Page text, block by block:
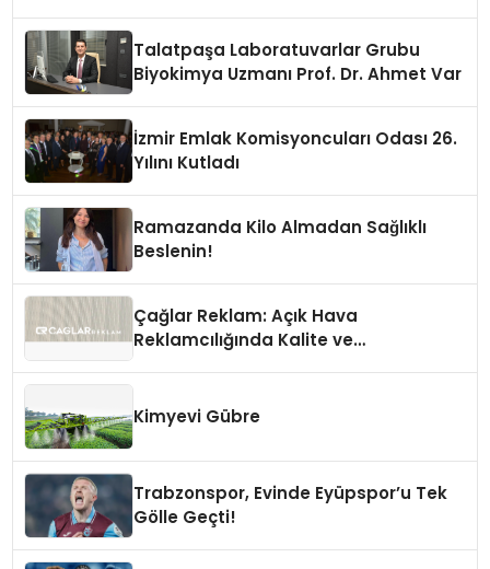
Talatpaşa Laboratuvarlar Grubu
Biyokimya Uzmanı Prof. Dr. Ahmet Var
İzmir Emlak Komisyoncuları Odası 26.
Yılını Kutladı
Ramazanda Kilo Almadan Sağlıklı
Beslenin!
Çağlar Reklam: Açık Hava
Reklamcılığında Kalite ve
Kimyevi Gübre
Trabzonspor, Evinde Eyüpspor’u Tek
Gölle Geçti!